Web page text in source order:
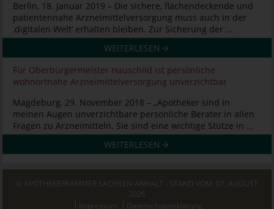
Berlin, 18. Januar 2019 – Die sichere, flächendeckende und
patientennahe Arzneimittelversorgung muss auch in der
‚digitalen Welt‘ erhalten bleiben. Zur Sicherung der ...
WEITERLESEN
Für Oberbürgermeister Hauschild ist persönliche
wohnortnahe Arzneimittelversorgung unverzichtbar
Magdeburg, 29. November 2018 – „Apotheker sind in
meinen Augen unverzichtbare persönliche Berater in allen
Fragen zu Arzneimitteln. Sie sind eine wichtige Stütze in ...
WEITERLESEN
© APOTHEKERKAMMER SACHSEN-ANHALT - STAND VOM: 07. AUGUST
2026
Impressum
Datenschutzerklärung